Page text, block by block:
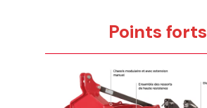
Points forts